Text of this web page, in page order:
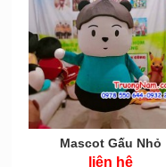
Mascot Gấu Nhỏ
liên hệ